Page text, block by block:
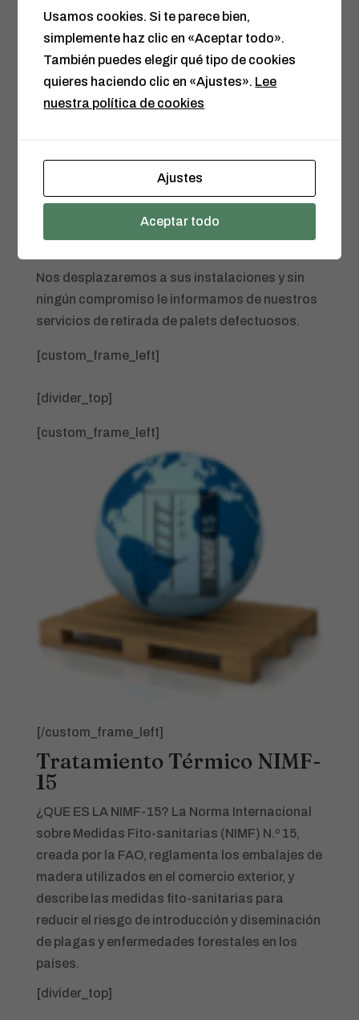
Recogida de palets
Disponemos de camiones para una retirada
rápida de palets usados. «No ocupe
espacio útil almacenando palets que no puede
usar»
Nos desplazaremos a sus instalaciones y sin
ningún compromiso le informamos de nuestros
servicios de retirada de palets defectuosos.
[custom_frame_left]
[divider_top]
[custom_frame_left]
[/custom_frame_left]
Tratamiento Térmico NIMF-
15
¿QUE ES LA NIMF-15? La Norma Internacional
sobre Medidas Fito-sanitarias (NIMF) N.º 15,
creada por la FAO, reglamenta los embalajes de
madera utilizados en el comercio exterior, y
describe las medidas fito-sanitarias para
reducir el riesgo de introducción y diseminación
de plagas y enfermedades forestales en los
países.
[divider_top]
Usamos cookies. Si te parece bien,
simplemente haz clic en «Aceptar todo».
También puedes elegir qué tipo de cookies
quieres haciendo clic en «Ajustes». Lee
nuestra política de cookies
Ajustes
Aceptar todo